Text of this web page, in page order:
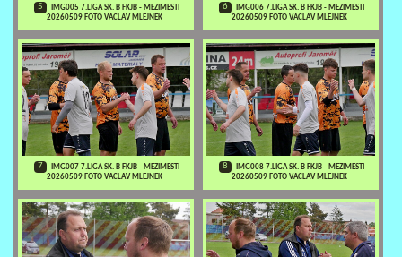
5
IMG005 7.LIGA SK. B FKJB - MEZIMESTI
20260509 FOTO VACLAV MLEJNEK
6
IMG006 7.LIGA SK. B FKJB - MEZIMESTI
20260509 FOTO VACLAV MLEJNEK
7
IMG007 7.LIGA SK. B FKJB - MEZIMESTI
20260509 FOTO VACLAV MLEJNEK
8
IMG008 7.LIGA SK. B FKJB - MEZIMESTI
20260509 FOTO VACLAV MLEJNEK